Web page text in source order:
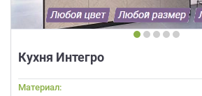
Кухня Интегро
Материал: